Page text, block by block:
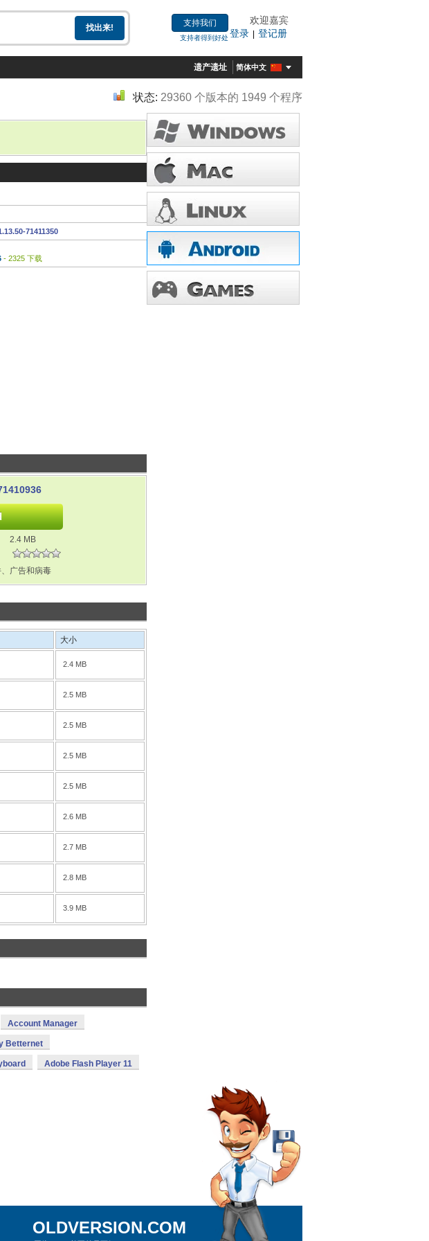
支持我们
支持者得到好处
欢迎嘉宾
登录 | 登记册
遗产遗址 简体中文
状态: 29360 个版本的 1949 个程序
71411350
- 2325 下载
2.4 MB
广告和病毒
大小
2.4 MB
2.5 MB
2.5 MB
2.5 MB
2.5 MB
2.6 MB
2.7 MB
2.8 MB
3.9 MB
Account Manager
Betternet
Adobe Flash Player 11
OLDVERSION.COM